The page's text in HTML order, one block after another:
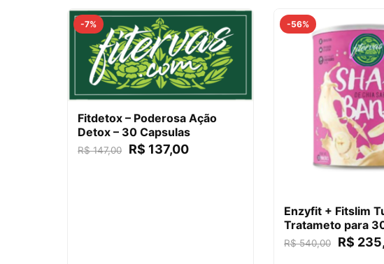
-7%
Fitdetox – Poderosa Ação
Detox – 30 Capsulas
R$147,00 R$ 137,00
-56%
Enzyfit + Fitslim
Tratameto para
R$540,00 R$